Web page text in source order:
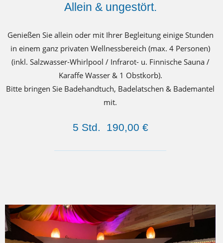
Allein & ungestört.
Genießen Sie allein oder mit Ihrer Begleitung einige Stunden
in einem ganz privaten Wellnessbereich (max. 4 Personen)
(inkl. Salzwasser-Whirlpool / Infrarot- u. Finnische Sauna /
Karaffe Wasser & 1 Obstkorb).
Bitte bringen Sie Badehandtuch, Badelatschen & Bademantel
mit.
5 Std. 190,00 €